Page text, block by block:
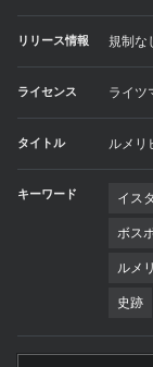
リリース情報 規制な
ライセンス ライツ
タイトル ルメリ
キーワード イス
ボス
ルメ
史跡